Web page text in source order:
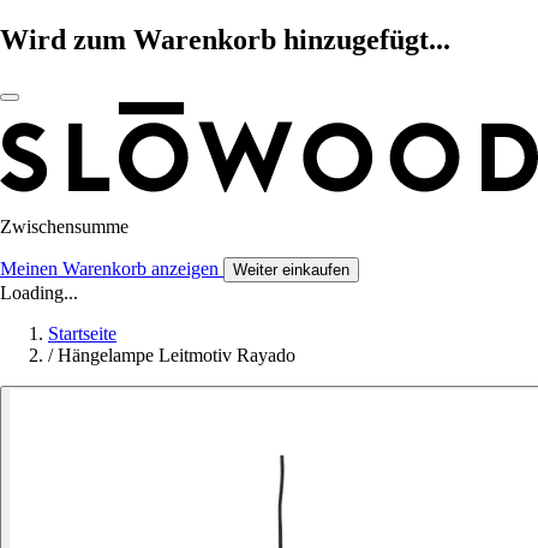
Wird zum Warenkorb hinzugefügt...
Zwischensumme
Meinen Warenkorb anzeigen Weiter einkaufen
Loading...
Startseite
/ Hängelampe Leitmotiv Rayado